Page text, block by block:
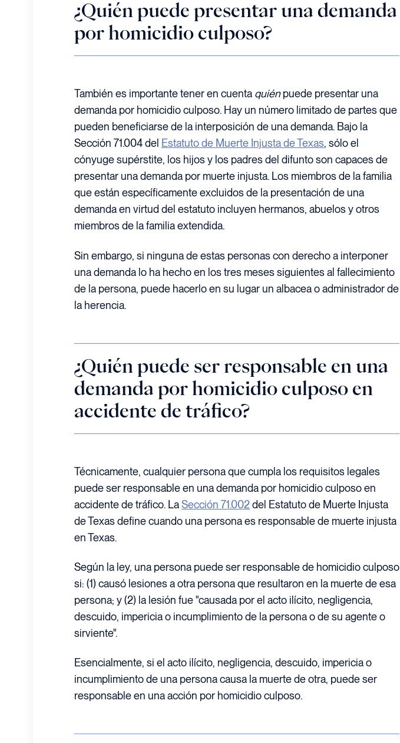
¿Quién puede presentar una demanda
por homicidio culposo?
También es importante tener en cuenta quiénpuede presentar una
demanda por homicidio culposo. Hay un número limitado de partes que
pueden beneficiarse de la interposición de una demanda. Bajo la
Sección 71.004 del Estatuto de Muerte Injusta de Texas, sólo el
cónyuge supérstite, los hijos y los padres del difunto son capaces de
presentar una demanda por muerte injusta. Los miembros de la familia
que están específicamente excluidos de la presentación de una
demanda en virtud del estatuto incluyen hermanos, abuelos y otros
miembros de la familia extendida.
Sin embargo, si ninguna de estas personas con derecho a interponer
una demanda lo ha hecho en los tres meses siguientes al fallecimiento
de la persona, puede hacerlo en su lugar un albacea o administrador de
la herencia.
¿Quién puede ser responsable en una
demanda por homicidio culposo en
accidente de tráfico?
Técnicamente, cualquier persona que cumpla los requisitos legales
puede ser responsable en una demanda por homicidio culposo en
accidente de tráfico. LaSección 71.002del Estatuto de Muerte Injusta
de Texas define cuando una persona es responsable de muerte injusta
en Texas.
Según la ley, una persona puede ser responsable de homicidio culposo
si: (1) causó lesiones a otra persona que resultaron en la muerte de esa
persona; y (2) la lesión fue "causada por el acto ilícito, negligencia,
descuido, impericia o incumplimiento de la persona o de su agente o
sirviente".
Esencialmente, si el acto ilícito, negligencia, descuido, impericia o
incumplimiento de una persona causa la muerte de otra, puede ser
responsable en una acción por homicidio culposo.